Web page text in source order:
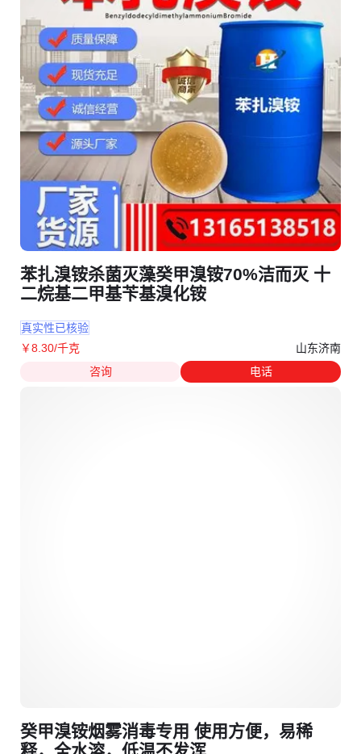
苯扎溴铵杀菌灭藻癸甲溴铵70%洁而灭 十
二烷基二甲基苄基溴化铵
真实性已核验
￥8 .30/千克
山东济南
咨询
电话
癸甲溴铵烟雾消毒专用 使用方便，易稀